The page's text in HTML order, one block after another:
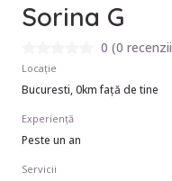
Sorina G
0 (0 recenzii
Locație
Bucuresti, 0km față de tine
Experiență
Peste un an
Servicii